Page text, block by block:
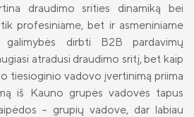
Julija Judickienė
Polina Čičinskienė
Dalia Repšienė
draudimo srities dinamiką bei
profesiniame, bet ir asmeniniame
galimybės dirbti B2B pardavimų
atradusi draudimo sritį, bet kaip
tiesioginio vadovo įvertinimą priima
iš Kauno grupės vadovės tapus
– grupių vadove, dar labiau